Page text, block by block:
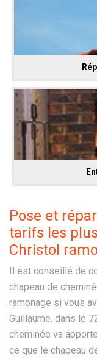
Pose et
tarifs les
Christol
Il est conseillé de
chapeau de
ramonage si vous
Guillaume, dans le
cheminée va
ce que le chapeau